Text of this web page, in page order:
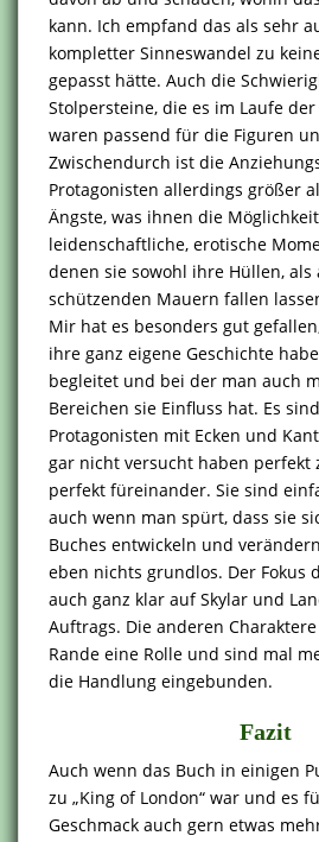
kann. Ich empfand das als sehr
kompletter Sinneswandel zu
gepasst hätte. Auch die
Stolpersteine, die es im Laufe
waren passend für die Figuren
Zwischendurch ist die
Protagonisten allerdings größer
Ängste, was ihnen die
leidenschaftliche, erotische
denen sie sowohl ihre Hüllen, als
schützenden Mauern fallen
Mir hat es besonders gut
ihre ganz eigene Geschichte
begleitet und bei der man auch
Bereichen sie Einfluss hat. Es
Protagonisten mit Ecken und
gar nicht versucht haben perfekt
perfekt füreinander. Sie sind
auch wenn man spürt, dass sie
Buches entwickeln und
eben nichts grundlos. Der Fokus
auch ganz klar auf Skylar und
Auftrags. Die anderen
Rande eine Rolle und sind mal
die Handlung eingebunden.
Fazit
Auch wenn das Buch in einigen
zu „King of London“ war und es
Geschmack auch gern etwas